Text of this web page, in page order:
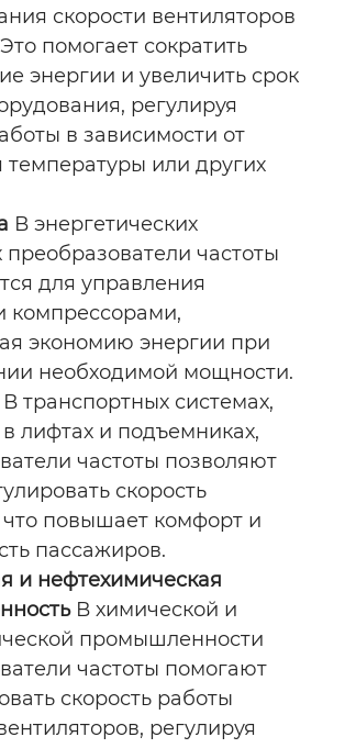
скорости вентиляторов
помогает сократить
энергии и увеличить срок
регулируя
в зависимости от
или других
В энергетических
преобразователи частоты
для управления
компрессорами,
экономию энергии при
необходимой мощности.
транспортных системах,
лифтах и подъемниках,
частоты позволяют
скорость
повышает комфорт и
пассажиров.
и нефтехимическая
В химической и
промышленности
частоты помогают
скорость работы
регулируя